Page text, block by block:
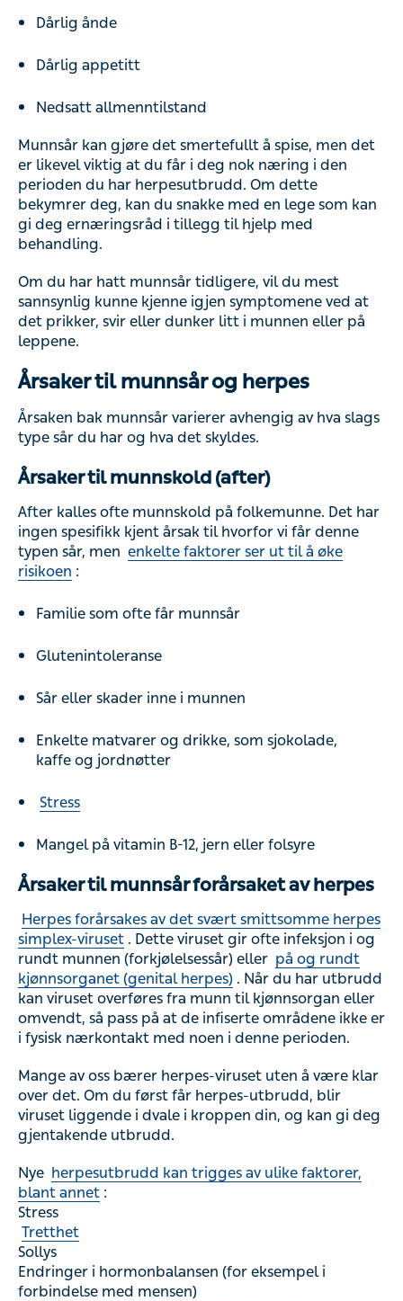
Dårlig ånde
Dårlig appetitt
Nedsatt allmenntilstand
Munnsår kan gjøre det smertefullt å spise, men det
er likevel viktig at du får i deg nok næring i den
perioden du har herpesutbrudd. Om dette
bekymrer deg, kan du snakke med en lege som kan
gi deg ernæringsråd i tillegg til hjelp med
behandling.
Om du har hatt munnsår tidligere, vil du mest
sannsynlig kunne kjenne igjen symptomene ved at
det prikker, svir eller dunker litt i munnen eller på
leppene.
Årsaker til munnsår og herpes
Årsaken bak munnsår varierer avhengig av hva slags
type sår du har og hva det skyldes.
Årsaker til munnskold (after)
After kalles ofte munnskold på folkemunne. Det har
ingen spesifikk kjent årsak til hvorfor vi får denne
typen sår, men enkelte faktorer ser ut til å øke
risikoen :
Familie som ofte får munnsår
Glutenintoleranse
Sår eller skader inne i munnen
Enkelte matvarer og drikke, som sjokolade,
kaffe og jordnøtter
Stress
Mangel på vitamin B-12, jern eller folsyre
Årsaker til munnsår forårsaket av herpes
Herpes forårsakes av det svært smittsomme herpes
simplex-viruset . Dette viruset gir ofte infeksjon i og
rundt munnen (forkjølelsessår) eller på og rundt
kjønnsorganet (genital herpes) . Når du har utbrudd
kan viruset overføres fra munn til kjønnsorgan eller
omvendt, så pass på at de infiserte områdene ikke er
i fysisk nærkontakt med noen i denne perioden.
Mange av oss bærer herpes-viruset uten å være klar
over det. Om du først får herpes-utbrudd, blir
viruset liggende i dvale i kroppen din, og kan gi deg
gjentakende utbrudd.
Nye herpesutbrudd kan trigges av ulike faktorer,
blant annet :
Stress
Tretthet
Sollys
Endringer i hormonbalansen (for eksempel i
forbindelse med mensen)